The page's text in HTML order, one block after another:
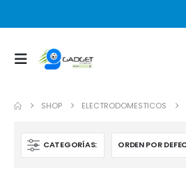
SHOP ELECTRODOMESTICOS
CATEGORÍAS: